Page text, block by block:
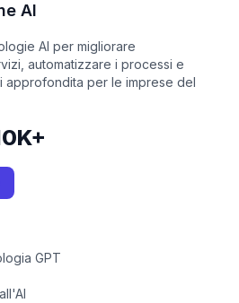
AI
AI per migliorare
automatizzare i processi e
approfondita per le imprese del
GPT